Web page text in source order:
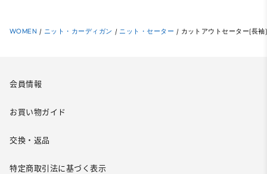
WOMEN / ニット・カーディガン / ニット・セーター / カットアウトセーター(長袖)
会員情報
お買い物ガイド
交換・返品
特定商取引法に基づく表示